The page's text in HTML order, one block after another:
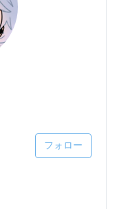
フォロー